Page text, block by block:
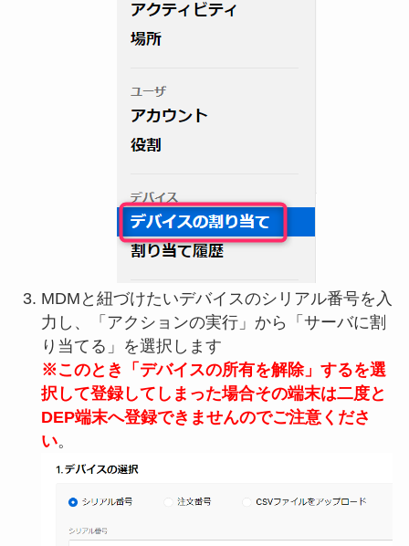
MDMと紐づけたいデバイスのシリアル番号を入
力し、「アクションの実行」から「サーバに割
り当てる」を選択します
※このとき「デバイスの所有を解除」するを選
択して登録してしまった場合その端末は二度と
DEP端末へ登録できませんのでご注意くださ
い。